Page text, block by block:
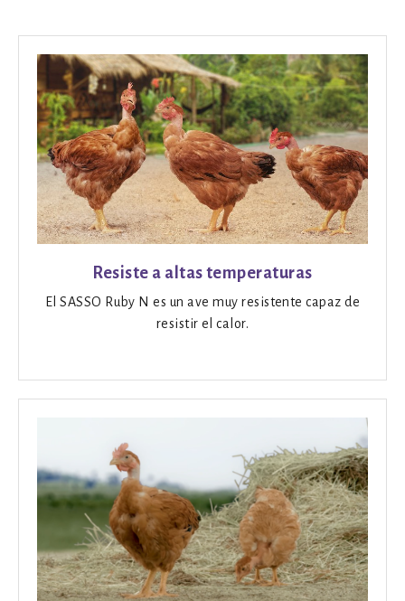
Resiste a altas temperaturas
El SASSO Ruby N es un ave muy resistente capaz de
resistir el calor.